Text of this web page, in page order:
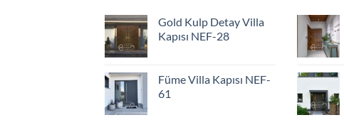
Gold Kulp Detay Villa
Kapısı NEF-28
Füme Villa Kapısı NEF-
61